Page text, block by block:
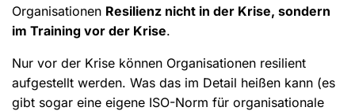
Organisationen Resilienz nicht in der Krise, sondern
im Training vor der Krise.
Nur vor der Krise können Organisationen resilient
aufgestellt werden. Was das im Detail heißen kann (es
gibt sogar eine eigene ISO-Norm für organisationale